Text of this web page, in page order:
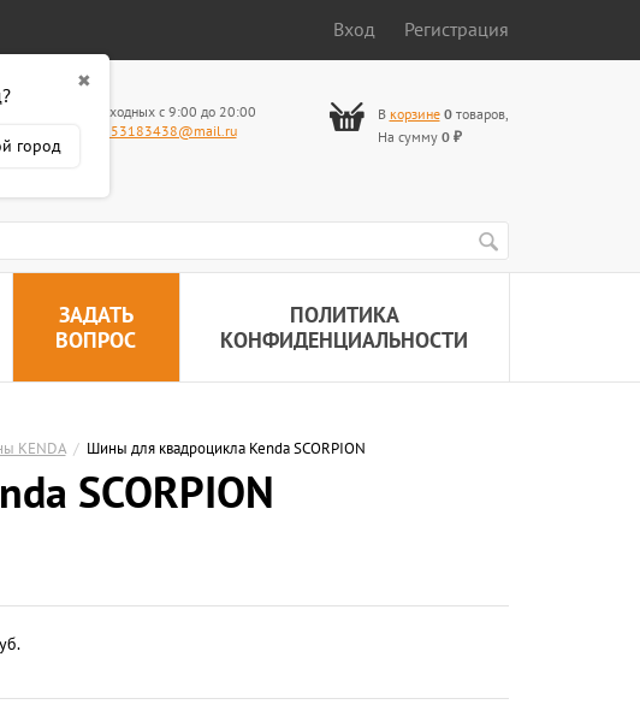
✖
город
Вход Регистрация
Работаем без выходных с 9:00 до 20:00
89653183438@mail.ru
В корзине 0товаров,
На сумму 0 ₽
ЗАДАТЬ
ВОПРОС
ПОЛИТИКА
КОНФИДЕНЦИАЛЬНОСТИ
KENDA / Шины для квадроцикла Kenda SCORPION
SCORPION